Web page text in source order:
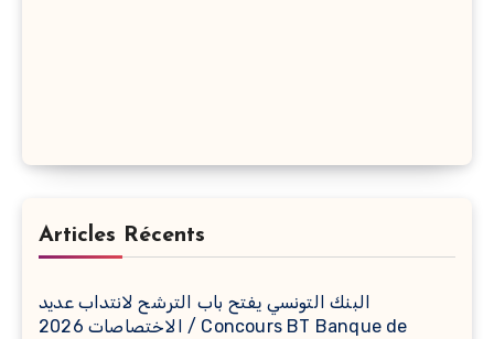
Articles Récents
البنك التونسي يفتح باب الترشح لانتداب عديد
الاختصاصات 2026 / Concours BT Banque de